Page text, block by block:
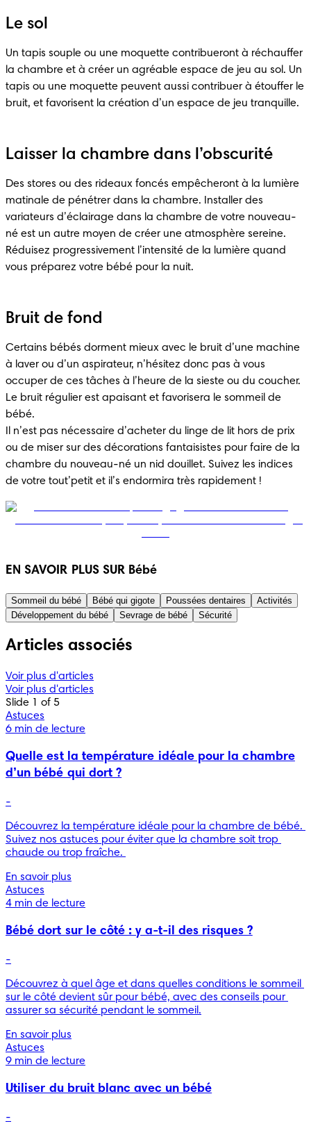
Le sol
Un tapis souple ou une moquette contribueront à réchauffer
la chambre et à créer un agréable espace de jeu au sol. Un
tapis ou une moquette peuvent aussi contribuer à étouffer le
bruit, et favorisent la création d’un espace de jeu tranquille.
Laisser la chambre dans l’obscurité
Des stores ou des rideaux foncés empêcheront à la lumière
matinale de pénétrer dans la chambre. Installer des
variateurs d’éclairage dans la chambre de votre nouveau-
né est un autre moyen de créer une atmosphère sereine.
Réduisez progressivement l’intensité de la lumière quand
vous préparez votre bébé pour la nuit.
Bruit de fond
Certains bébés dorment mieux avec le bruit d’une machine
à laver ou d’un aspirateur, n’hésitez donc pas à vous
occuper de ces tâches à l’heure de la sieste ou du coucher.
Le bruit régulier est apaisant et favorisera le sommeil de
bébé.
Il n’est pas nécessaire d’acheter du linge de lit hors de prix
ou de miser sur des décorations fantaisistes pour faire de la
chambre du nouveau-né un nid douillet. Suivez les indices
de votre tout’petit et il’s endormira très rapidement !
EN SAVOIR PLUS SUR Bébé
Sommeil du bébé Bébé qui gigote Poussées dentaires
Activités
Développement du bébé
Sevrage de bébé Sécurité
Articles associés
Voir plus d'articles
Voir plus d'articles
Slide 1 of 5
Astuces
6 min de lecture
Quelle est la température idéale pour la chambre
d’un bébé qui dort ?
-
Découvrez la température idéale pour la chambre de bébé.
Suivez nos astuces pour éviter que la chambre soit trop
chaude ou trop fraîche.
En savoir plus
Astuces
4 min de lecture
Bébé dort sur le côté : y a-t-il des risques ?
-
Découvrez à quel âge et dans quelles conditions le sommeil
sur le côté devient sûr pour bébé, avec des conseils pour
assurer sa sécurité pendant le sommeil.
En savoir plus
Astuces
9 min de lecture
Utiliser du bruit blanc avec un bébé
-